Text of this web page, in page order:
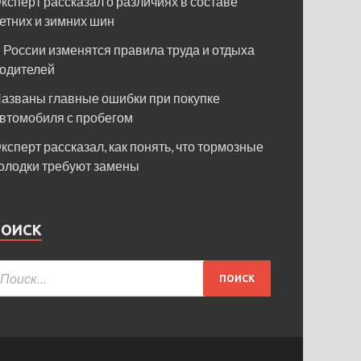
и зимних шин
России изменятся правила труда и отдыха
главные ошибки при покупке
с пробегом
рассказал, как понять, что тормозные
требуют замены